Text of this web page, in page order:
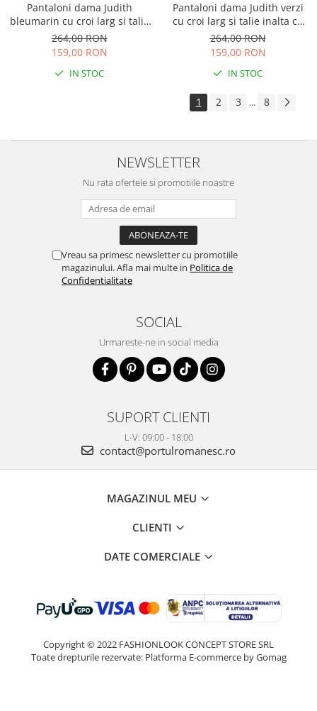
Pantaloni dama Judith
bleumarin cu croi larg si talie
inalta cu curea
264,00 RON
159,00 RON
IN STOC
Pantaloni dama Judith verzi
cu croi larg si talie inalta cu
curea
264,00 RON
159,00 RON
IN STOC
1 2 3 ... 8
NEWSLETTER
Nu rata ofertele si promotiile noastre
Vreau sa primesc newsletter cu promotiile
magazinului. Afla mai multe in Politica de
Confidentialitate
SOCIAL
Urmareste-ne in social media
SUPORT CLIENTI
L-V: 09:00 - 18:00
contact@portulromanesc.ro
MAGAZINUL MEU
CLIENTI
DATE COMERCIALE
Copyright © 2022 FASHIONLOOK CONCEPT STORE SRL
Toate drepturile rezervate: Platforma E-commerce by Gomag